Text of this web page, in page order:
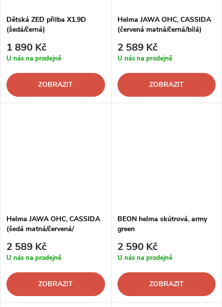
ů
Dětská ZED přilba X1.9D
(šedá/černá)
1 890 Kč
U nás na prodejně
ZOBRAZIT
Helma JAWA OHC, CASSIDA
(červená matná/černá/bílá)
2 589 Kč
U nás na prodejně
ZOBRAZIT
Helma JAWA OHC, CASSIDA
(šedá matná/červená/
2 589 Kč
U nás na prodejně
ZOBRAZIT
BEON helma skútrová, army
green
2 590 Kč
U nás na prodejně
ZOBRAZIT